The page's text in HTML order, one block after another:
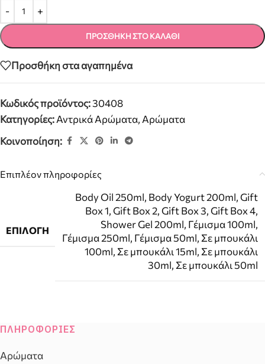
ΠΡΟΣΘΉΚΗ ΣΤΟ ΚΑΛΆΘΙ
Προσθήκη στα αγαπημένα
Κωδικός προϊόντος:30408
Κατηγορίες:Αντρικά Αρώματα, Αρώματα
Κοινοποίηση:
Επιπλέον πληροφορίες
ΕΠΙΛΟΓΉ
Body Oil 250ml, Body Yogurt 200ml,Gift
Box 1,Gift Box 2,Gift Box 3,Gift Box 4,
Shower Gel 200ml, Γέμισμα 100ml,
Γέμισμα 250ml, Γέμισμα 50ml, Σε μπουκάλι
100ml, Σε μπουκάλι 15ml, Σε μπουκάλι
30ml, Σε μπουκάλι 50ml
ΠΛΗΡΟΦΟΡΊΕΣ
Αρώματα